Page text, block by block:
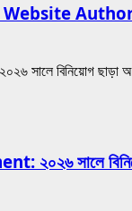
সালে বিনিয়োগ